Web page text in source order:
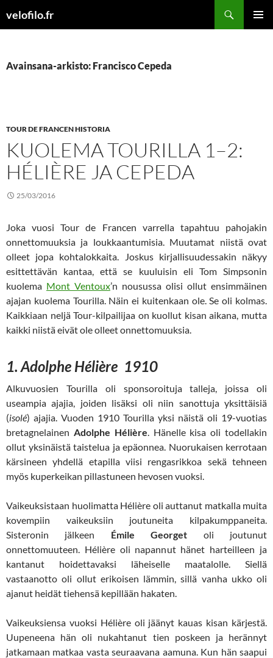
sisältöön
velofilo.fr
Avainsana-arkisto: Francisco Cepeda
TOUR DE FRANCEN HISTORIA
KUOLEMA TOURILLA 1–2:
HÉLIÈRE JA CEPEDA
25/03/2016
Joka vuosi Tour de Francen varrella tapahtuu pahojakin
onnettomuuksia ja loukkaantumisia. Muutamat niistä ovat
olleet jopa kohtalokkaita. Joskus kirjallisuudessakin näkyy
esittettävän kantaa, että se kuuluisin eli Tom Simpsonin
kuolema Mont Ventoux’n nousussa olisi ollut ensimmäinen
ajajan kuolema Tourilla. Näin ei kuitenkaan ole. Se oli kolmas.
Kaikkiaan neljä Tour-kilpailijaa on kuollut kisan aikana, mutta
kaikki niistä eivät ole olleet onnettomuuksia.
1. Adolphe Hélière 1910
Alkuvuosien Tourilla oli sponsoroituja talleja, joissa oli
useampia ajajia, joiden lisäksi oli niin sanottuja yksittäisiä
(isolé) ajajia. Vuoden 1910 Tourilla yksi näistä oli 19-vuotias
bretagnelainen Adolphe Hélière. Hänelle kisa oli todellakin
ollut yksinäistä taistelua ja epäonnea. Nuorukaisen kerrotaan
kärsineen yhdellä etapilla viisi rengasrikkoa sekä tehneen
myös kuperkeikan pillastuneen hevosen vuoksi.
Vaikeuksistaan huolimatta Hélière oli auttanut matkalla muita
kovempiin vaikeuksiin joutuneita kilpakumppaneita.
Sisteronin jälkeen Émile Georget oli joutunut
onnettomuuteen. Hélière oli napannut hänet harteilleen ja
kantanut hoidettavaksi läheiselle maatalolle. Siellä
vastaanotto oli ollut erikoisen lämmin, sillä vanha ukko oli
ajanut heidät tiehensä kepillään hakaten.
Vaikeuksiensa vuoksi Hélière oli jäänyt kauas kisan kärjestä.
Uupeneena hän oli nukahtanut tien poskeen ja herännyt
jatkamaan matkaa vasta seuraavana aamuna. Kun hän saapui